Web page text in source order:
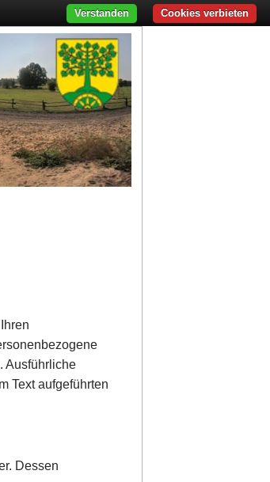
Ausführliche
Text aufgeführten
Dessen
Cookies verbieten
Verstanden